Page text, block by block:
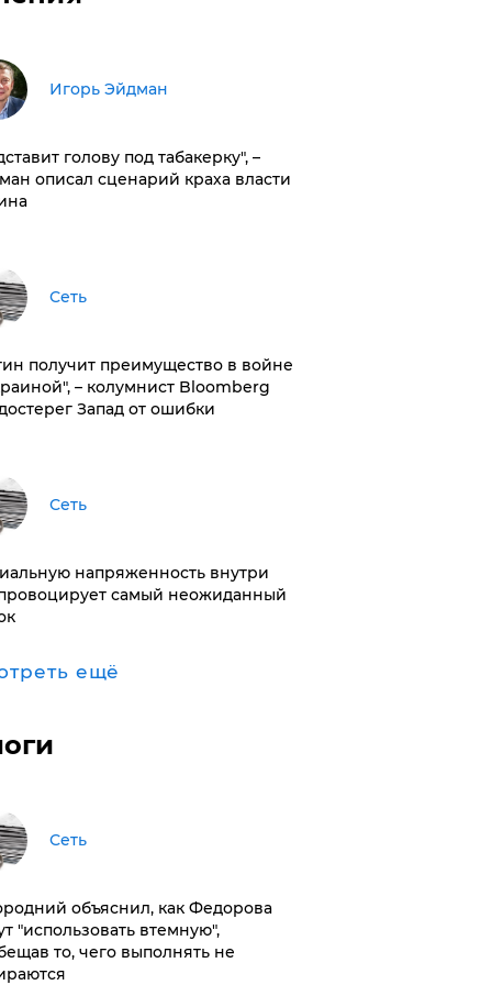
Игорь Эйдман
голову под табакерку", –
описал сценарий краха власти
Сеть
получит преимущество в войне
– колумнист Bloomberg
Запад от ошибки
Сеть
напряженность внутри
самый неожиданный
ещё
Сеть
объяснил, как Федорова
"использовать втемную",
то, чего выполнять не